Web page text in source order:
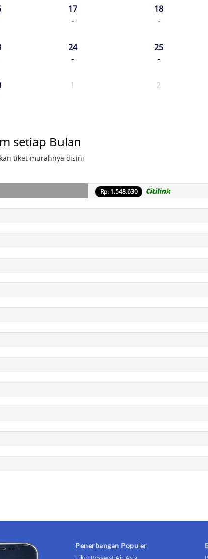
17
-
18
-
24
-
25
-
1 2
setiap Bulan
tiket murahnya disini
Rp. 1.548.630
Penerbangan Populer
Tiket Pesawat Air Asia